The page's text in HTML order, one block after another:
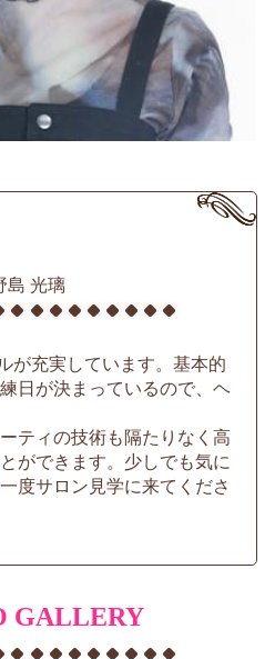
島 光璃
が充実しています。基本的
日が決まっているので、ヘ
ティの技術も隔たりなく高
ができます。少しでも気に
度サロン見学に来てくださ
GALLERY